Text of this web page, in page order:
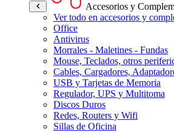
Accesorios y
Ver todo en accesorios y
Office
Antivirus
Morrales - Maletines - Fundas
Mouse, Teclados, otros
Cables, Cargadores,
USB y Tarjetas de Memoria
Regulador, UPS y Multitoma
Discos Duros
Redes, Routers y Wifi
Sillas de Oficina